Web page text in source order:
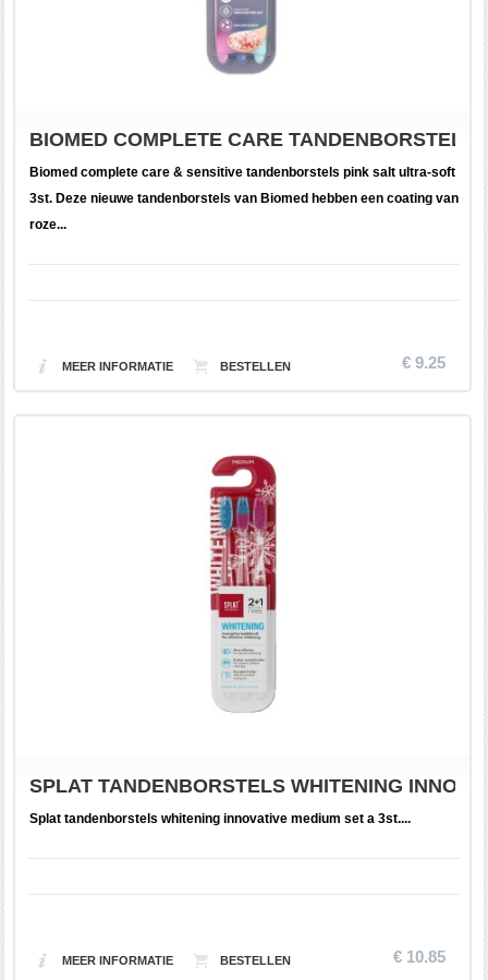
BIOMED COMPLETE CARE TANDENBORSTELS
€ 9.25
Biomed complete care & sensitive tandenborstels pink salt ultra-soft
3st. Deze nieuwe tandenborstels van Biomed hebben een coating van
roze...
MEER INFORMATIE
SPLAT TANDENBORSTELS WHITENING
€ 10.85
Splat tandenborstels whitening innovative medium set a 3st....
MEER INFORMATIE